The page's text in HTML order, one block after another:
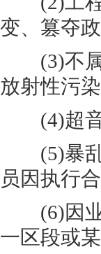
变、篡夺
(3)不属
放射性污
(4)超音
(5)暴乱
员因执行
(6)因业
一区段或